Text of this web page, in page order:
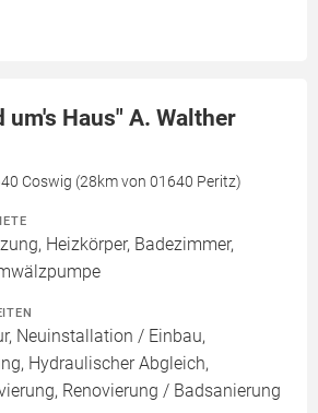
um's Haus" A. Walther
Coswig (28km von 01640 Peritz)
Heizkörper, Badezimmer,
Neuinstallation / Einbau,
Hydraulischer Abgleich,
Renovierung / Badsanierung